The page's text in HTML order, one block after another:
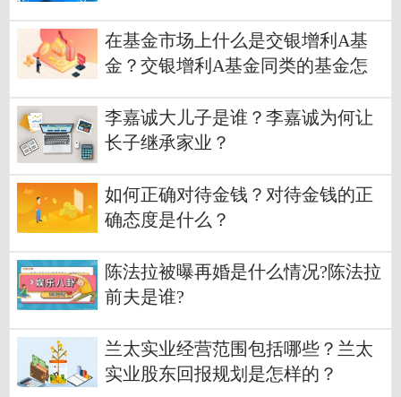
在基金市场上什么是交银增利A基
金？交银增利A基金同类的基金怎
李嘉诚大儿子是谁？李嘉诚为何让
长子继承家业？
如何正确对待金钱？对待金钱的正
确态度是什么？
陈法拉被曝再婚是什么情况?陈法拉
前夫是谁?
兰太实业经营范围包括哪些？兰太
实业股东回报规划是怎样的？